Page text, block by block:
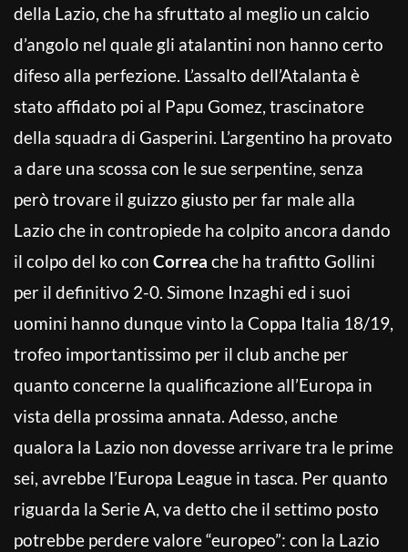
della Lazio, che ha sfruttato al meglio un calcio
d’angolo nel quale gli atalantini non hanno certo
difeso alla perfezione. L’assalto dell’Atalanta è
stato affidato poi al Papu Gomez, trascinatore
della squadra di Gasperini. L’argentino ha provato
a dare una scossa con le sue serpentine, senza
però trovare il guizzo giusto per far male alla
Lazio che in contropiede ha colpito ancora dando
il colpo del ko con Correa che ha trafitto Gollini
per il definitivo 2-0. Simone Inzaghi ed i suoi
uomini hanno dunque vinto la Coppa Italia 18/19,
trofeo importantissimo per il club anche per
quanto concerne la qualificazione all’Europa in
vista della prossima annata. Adesso, anche
qualora la Lazio non dovesse arrivare tra le prime
sei, avrebbe l’Europa League in tasca. Per quanto
riguarda la Serie A, va detto che il settimo posto
potrebbe perdere valore “europeo”: con la Lazio